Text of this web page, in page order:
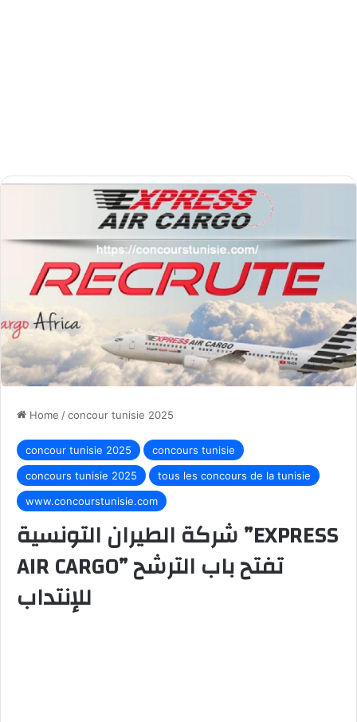
Home /concour tunisie 2025
concour tunisie 2025
concours tunisie
concours tunisie 2025
tous les concours de la tunisie
www.concourstunisie.com
شركة الطيران التونسية ”EXPRESS
AIR CARGO” تفتح باب الترشح
للإنتداب